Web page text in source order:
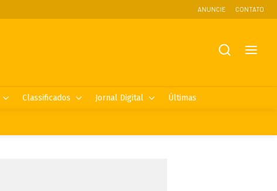
ANUNCIE CONTATO
Classificados Jornal Digital Últimas